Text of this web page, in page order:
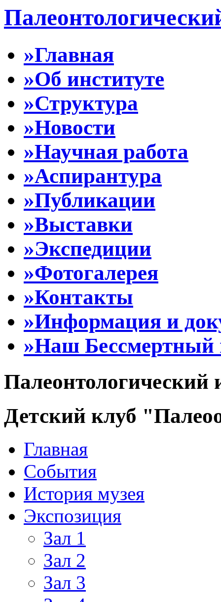
»Главная
»Об институте
»Структура
»Новости
»Научная работа
»Аспирантура
»Публикации
»Выставки
»Экспедиции
»Фотогалерея
»Контакты
»Информация и
»Наш Бессмертный
Палеонтологический
Детский клуб
Главная
События
История музея
Экспозиция
Зал 1
Зал 2
Зал 3